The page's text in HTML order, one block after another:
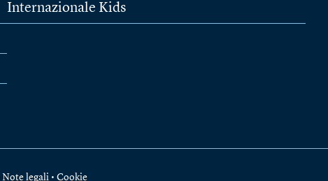
Internazionale Kids
Note legali • Cookie